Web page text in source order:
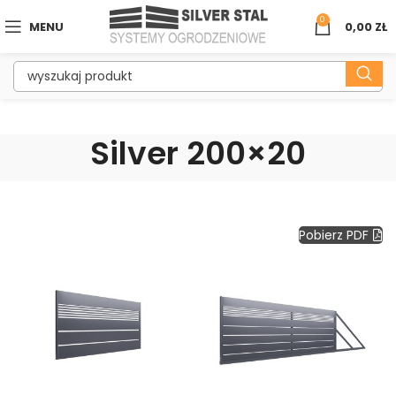
MENU 0 0,00 ZŁ
Silver 200×20
Pobierz PDF